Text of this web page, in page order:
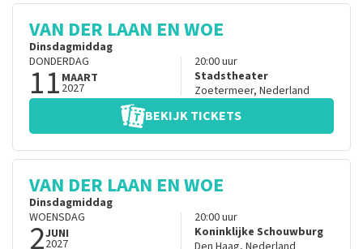
VAN DER LAAN EN WOE
Dinsdagmiddag
DONDERDAG
11 MAART
2027
20:00uur
Stadstheater
Zoetermeer, Nederland
BEKIJK TICKETS
VAN DER LAAN EN WOE
Dinsdagmiddag
WOENSDAG
2JUNI
2027
20:00uur
Koninklijke Schouwburg